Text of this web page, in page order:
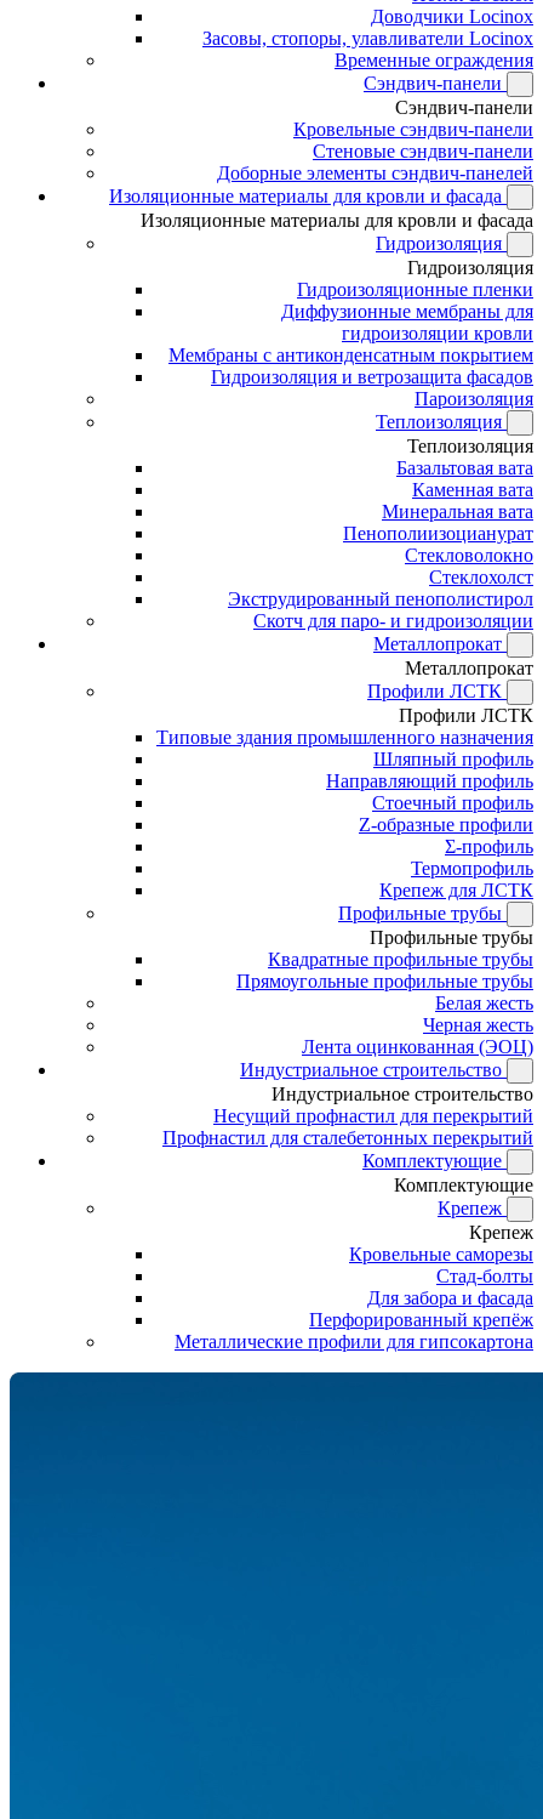
Доводчики Locinox
Засовы, стопоры, улавливатели Locinox
Временные ограждения
Сэндвич-панели
Сэндвич-панели
Кровельные сэндвич-панели
Стеновые сэндвич-панели
Доборные элементы сэндвич-панелей
Изоляционные материалы для кровли и фасада
Изоляционные материалы для кровли и фасада
Гидроизоляция
Гидроизоляция
Гидроизоляционные пленки
Диффузионные мембраны для
гидроизоляции кровли
Мембраны с антиконденсатным покрытием
Гидроизоляция и ветрозащита фасадов
Пароизоляция
Теплоизоляция
Теплоизоляция
Базальтовая вата
Каменная вата
Минеральная вата
Пенополиизоцианурат
Стекловолокно
Стеклохолст
Экструдированный пенополистирол
Скотч для паро- и гидроизоляции
Металлопрокат
Металлопрокат
Профили ЛСТК
Профили ЛСТК
Типовые здания промышленного назначения
Шляпный профиль
Направляющий профиль
Стоечный профиль
Z-образные профили
Σ-профиль
Термопрофиль
Крепеж для ЛСТК
Профильные трубы
Профильные трубы
Квадратные профильные трубы
Прямоугольные профильные трубы
Белая жесть
Черная жесть
Лента оцинкованная (ЭОЦ)
Индустриальное строительство
Индустриальное строительство
Несущий профнастил для перекрытий
Профнастил для сталебетонных перекрытий
Комплектующие
Комплектующие
Крепеж
Крепеж
Кровельные саморезы
Стад-болты
Для забора и фасада
Перфорированный крепёж
Металлические профили для гипсокартона